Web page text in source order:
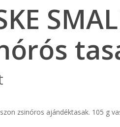
zsinóros ajándéktasak. 105 g